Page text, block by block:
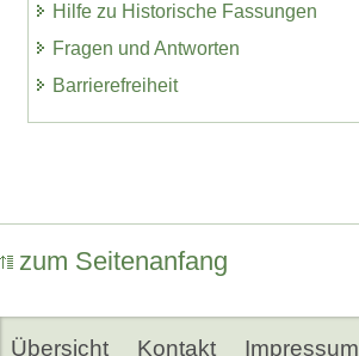
Hilfe zu Historische Fassungen
Fragen und Antworten
Barrierefreiheit
zum Seitenanfang
Übersicht Kontakt Impressum